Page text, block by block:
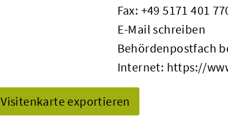
Fax: +49 5171 401
E-Mail schreiben
Behördenpostfach
Internet: https://
Visitenkarte exportieren